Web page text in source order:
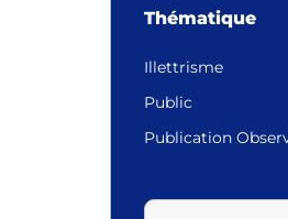
Thématique
Illettrisme
Public
Publication